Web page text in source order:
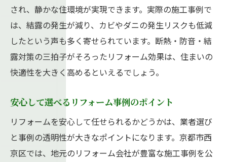
され、静かな住環境が実現できます。実際の施工事例で
は、結露の発生が減り、カビやダニの発生リスクも低減
したという声も多く寄せられています。断熱・防音・結
露対策の三拍子がそろったリフォーム効果は、住まいの
快適性を大きく高めるといえるでしょう。
安心して選べるリフォーム事例のポイント
リフォームを安心して任せられるかどうかは、業者選び
と事例の透明性が大きなポイントになります。京都市西
京区では、地元のリフォーム会社が豊富な施工事例を公